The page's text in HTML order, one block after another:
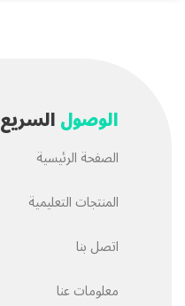
الوصولالسريع
الصفحة الرئيسية
المنتجات التعليمية
اتصل بنا
معلومات عنا